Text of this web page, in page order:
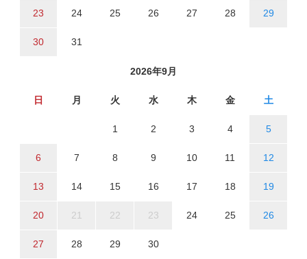
23 24 25 26 27 28 29
30 31
2026年9月
日 月 火 水 木 金 土
1 2 3 4 5
6 7 8 9 10 11 12
13 14 15 16 17 18 19
20 21 22 23 24 25 26
27 28 29 30